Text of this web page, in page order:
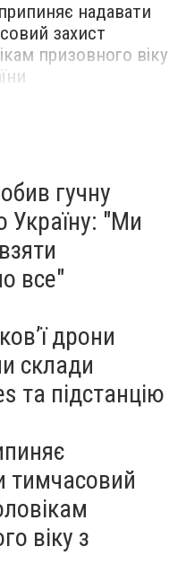
надавати
захист
призовного віку
гучну
Україну: "Ми
все"
дрони
склади
та підстанцію
тимчасовий
віку з